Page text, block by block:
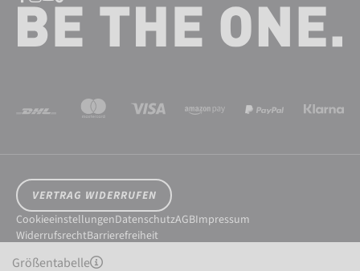
Größentabelle
VERTRAG WIDERRUFEN
CookieeinstellungenDatenschutzAGBImpressum
WiderrufsrechtBarrierefreiheit
© 2026 Reusch International SpA - AG